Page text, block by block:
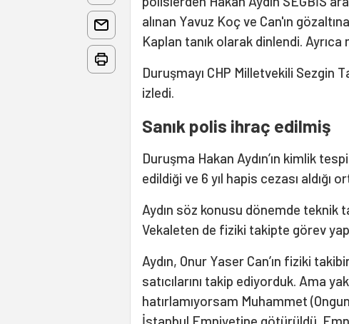
alınan Yavuz Koç ve Can'ın
Kaplan tanık olarak dinlendi.
Duruşmayı CHP Milletvekili Sezgin
izledi.
Sanık polis ihraç edilmiş
Duruşma Hakan Aydın’ın kimlik
edildiği ve 6 yıl hapis cezası aldığı
Aydın söz konusu dönemde teknik
Vekaleten de fiziki takipte görev
Aydın, Onur Yaser Can’ın fiziki
satıcılarını takip ediyorduk. Ama
hatırlamıyorsam Muhammet